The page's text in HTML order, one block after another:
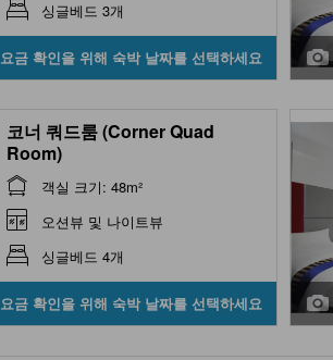
싱글베드 3개
요금 확인을 위해 숙박 날짜를 선택하세요
코너 쿼드룸 (Corner Quad
Room)
객실 크기: 48m²
오션뷰 및 나이트뷰
싱글베드 4개
요금 확인을 위해 숙박 날짜를 선택하세요